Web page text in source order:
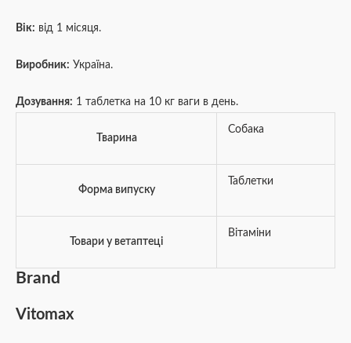
Вік: від 1 місяця.
Виробник: Україна.
Дозування: 1 таблетка на 10 кг ваги в день.
Тварина
Собака
Форма випуску
Таблетки
Товари у ветаптеці
Вітаміни
Brand
Vitomax